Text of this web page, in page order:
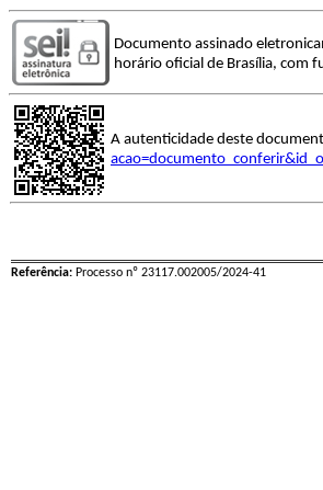
Documento assinado
horário oficial de Brasília, com
A autenticidade deste
Referência: Processo nº 23117.002005/2024-41